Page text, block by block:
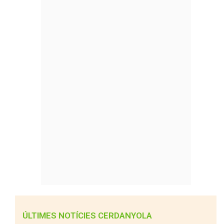
ÚLTIMES NOTÍCIES CERDANYOLA